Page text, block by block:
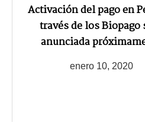
Activación del pago en
través de los Biopago
anunciada
enero 10, 2020